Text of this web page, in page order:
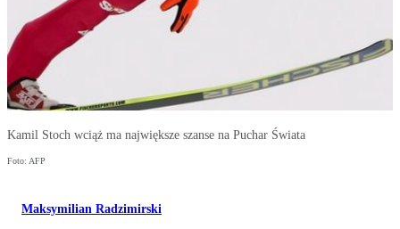
Kamil Stoch wciąż ma największe szanse na Puchar Świata
Foto: AFP
Maksymilian Radzimirski